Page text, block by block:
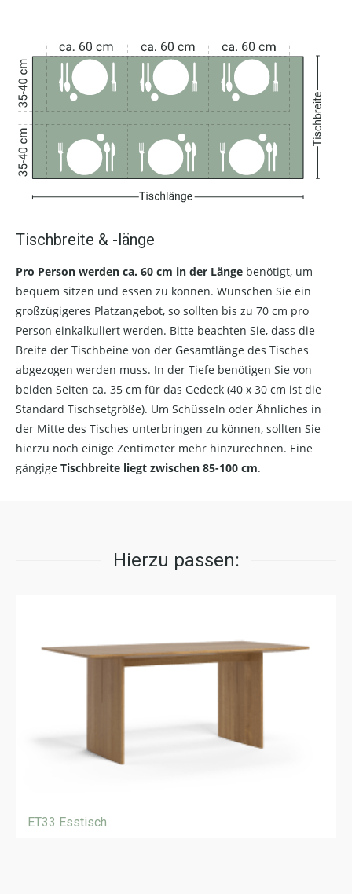
Tischbreite & -länge
Pro Person werden ca. 60 cm in der Länge benötigt, um
bequem sitzen und essen zu können. Wünschen Sie ein
großzügigeres Platzangebot, so sollten bis zu 70 cm pro
Person einkalkuliert werden. Bitte beachten Sie, dass die
Breite der Tischbeine von der Gesamtlänge des Tisches
abgezogen werden muss. In der Tiefe benötigen Sie von
beiden Seiten ca. 35 cm für das Gedeck (40 x 30 cm ist die
Standard Tischsetgröße). Um Schüsseln oder Ähnliches in
der Mitte des Tisches unterbringen zu können, sollten Sie
hierzu noch einige Zentimeter mehr hinzurechnen. Eine
gängige Tischbreite liegt zwischen 85-100 cm.
Hierzu passen:
ET33 Esstisch